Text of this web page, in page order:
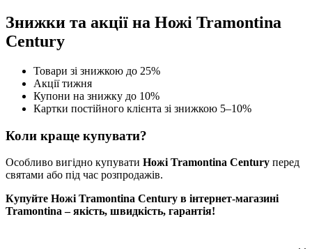
Знижки та акції на Ножі Tramontina
Century
Товари зі знижкою до 25%
Акції тижня
Купони на знижку до 10%
Картки постійного клієнта зі знижкою 5–10%
Коли краще купувати?
Особливо вигідно купувати Ножі Tramontina Century перед
святами або під час розпродажів.
Купуйте Ножі Tramontina Century в інтернет-магазині
Tramontina – якість, швидкість, гарантія!
. .